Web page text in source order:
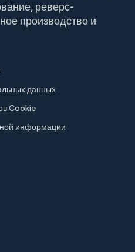
реверс-
производство и
данных
Cookie
информации